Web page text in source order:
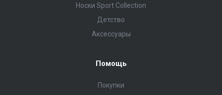
Носки Sport Collection
Детство
Аксессуары
Помощь
Покупки